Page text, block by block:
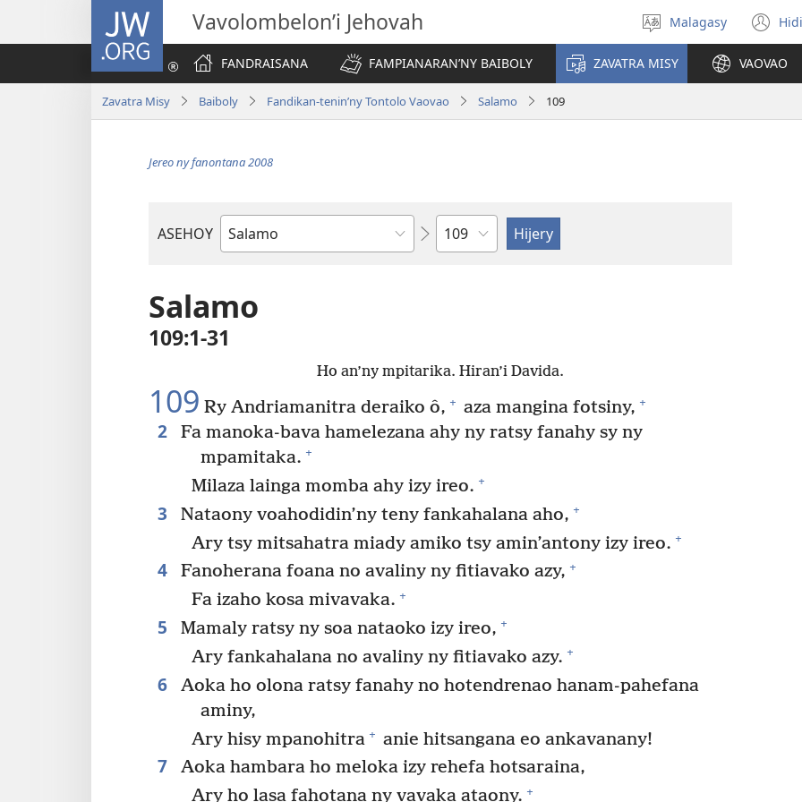
JW.ORG Vavolombelon’i Jehovah
Hifidy
fiteny
Malagasy
FANDRAISANA
FAMPIANARAN’NY BAIBOLY ZAVATRA MISY VAOVAO
Zavatra Misy Baiboly Fandikan-tenin’ny Tontolo Vaovao Salamo 109
Jereo ny fanontana 2008
ASEHOY
Boky
Baiboly
Toko
Salamo
109:1-31
Ho an’ny mpitarika. Hiran’i Davida.
109 Ry Andriamanitra deraiko ô, + aza mangina fotsiny, +
2
Fa manoka-bava hamelezana ahy ny ratsy fanahy sy ny
mpamitaka. +
Milaza lainga momba ahy izy ireo. +
3 Nataony voahodidin’ny teny fankahalana aho, +
Ary tsy mitsahatra miady amiko tsy amin’antony izy ireo. +
4 Fanoherana foana no avaliny ny fitiavako azy, +
Fa izaho kosa mivavaka. +
5 Mamaly ratsy ny soa nataoko izy ireo, +
Ary fankahalana no avaliny ny fitiavako azy. +
6
Aoka ho olona ratsy fanahy no hotendrenao hanam-pahefana
aminy,
Ary hisy mpanohitra + anie hitsangana eo ankavanany!
7
Aoka hambara ho meloka izy rehefa hotsaraina,
Ary ho lasa fahotana ny vavaka ataony. +